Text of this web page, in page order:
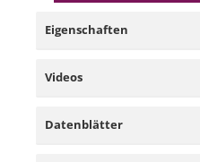
Eigenschaften
Videos
Datenblätter